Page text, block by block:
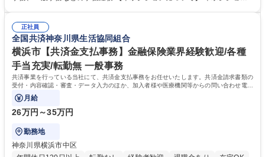
想定です。 募集職種 未経験歓迎【経理/みなとみらい】プライム上場/残業
ほぼなし/年休123日
当し、3～5年をかけて月次決算・四半期決算・開示資料作成補助などへス
テップアップできます。また、残業は通常月ほぼなく、決算月でも10時間
未満のため、無理なく経理として専門性を身につけられる環境です。 学
歴・資格 学歴：大学院 大学 高専 短大 専修学校 高校 語学力： 資格：日商
簿記検定1級 日商簿記検定2級
正社員
全国共済神奈川県生活協同組合
横浜市【共済金支払事務】金融保険業界経験歓迎/各種
手当充実/転勤無 一般事務
共済事業を行っている当社にて、共済金支払事務をお任せいたします。共済金請求書類の
受付・内容確認・審査・データ入力のほか、加入者様や医療機関等からの問い合わせ電話
対応や書類発送等を担当します。
月給
26万円～35万円
勤務地
神奈川県横浜市中区